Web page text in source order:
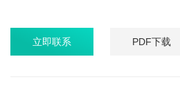
立即联系 PDF下载